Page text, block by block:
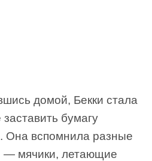
домой, Бекки стала
бумагу
Она вспомнила разные
— мячики, летающие